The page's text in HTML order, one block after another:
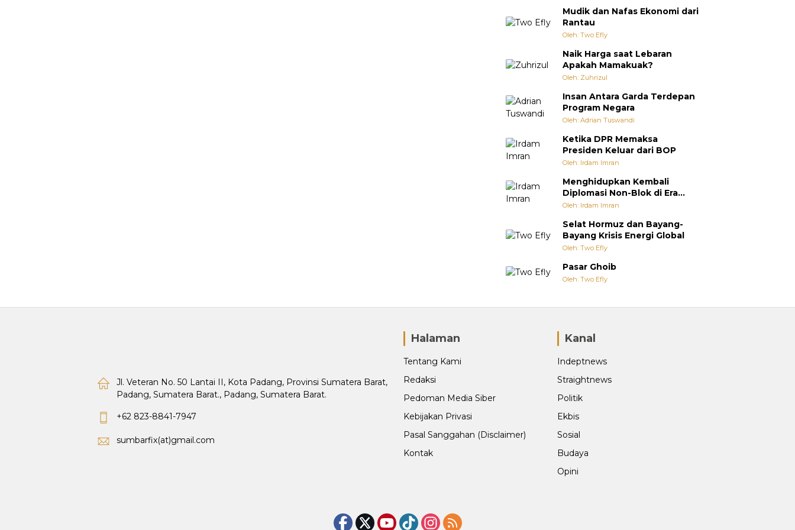
Mudik dan Nafas Ekonomi dari
Rantau
Oleh: Two Efly
Naik Harga saat Lebaran
Apakah Mamakuak?
Oleh: Zuhrizul
Insan Antara Garda Terdepan
Program Negara
Oleh: Adrian Tuswandi
Ketika DPR Memaksa
Presiden Keluar dari BOP
Oleh: Irdam Imran
Menghidupkan Kembali
Diplomasi Non-Blok di Era
Multipolar
Oleh: Irdam Imran
Selat Hormuz dan Bayang-
Bayang Krisis Energi Global
Oleh: Two Efly
Pasar Ghoib
Oleh: Two Efly
Jl. Veteran No. 50 Lantai II, Kota Padang, Provinsi Sumatera Barat,
Padang, Sumatera Barat., Padang, Sumatera Barat.
+62 823-8841-7947
sumbarfix(at)gmail.com
Halaman
Tentang Kami
Redaksi
Pedoman Media Siber
Kebijakan Privasi
Pasal Sanggahan (Disclaimer)
Kontak
Kanal
Indeptnews
Straightnews
Politik
Ekbis
Sosial
Budaya
Opini